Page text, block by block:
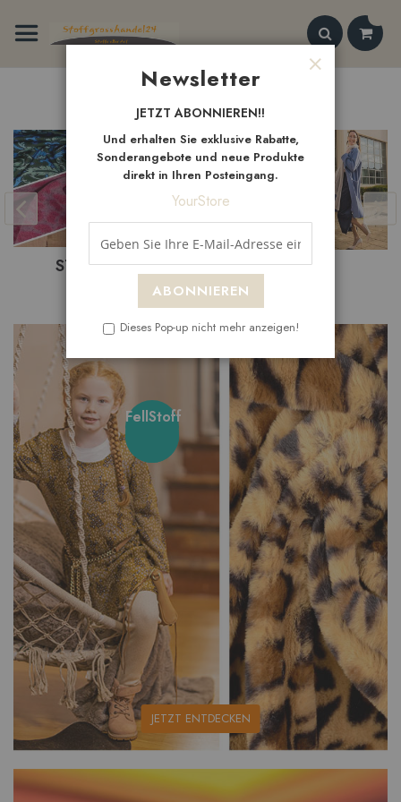
Inhalt
springen
Search
NeueArtikel
SALE NEUHEITEN
unsere
FellStoff
JETZT ENTDECKEN
Newsletter
JETZT ABONNIEREN!!
Und erhalten Sie exklusive Rabatte,
Sonderangebote und neue Produkte
direkt in Ihren Posteingang.
YourStore
ABONNIEREN
Dieses Pop-up nicht mehr anzeigen!